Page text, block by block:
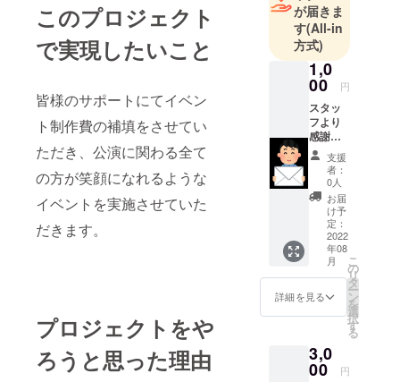
このプロジェクト
で実現したいこと
皆様のサポートにてイベン
ト制作費の補填をさせてい
ただき、公演に関わる全て
の方が笑顔になれるような
イベントを実施させていた
だきます。
プロジェクトをや
ろうと思った理由
が届きま
す(All-in
方式)
1,0
00 円
スタッ
フより
感謝の
メッ
セージ
をお送
りしま
す。
支援
者：
0人
お届
け予
定：
2022
年08
月
詳細を見る
こ
の
リ
タ
ー
ン
を
選
択
す
る
3,0
00 円